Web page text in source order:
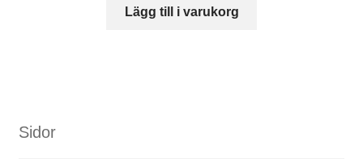
Lägg till i varukorg
Sidor